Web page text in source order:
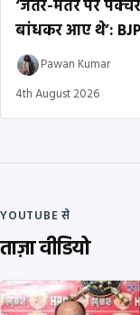
‘जंतर-मंतर पर
बांधकर आए थे’:
Pawan Kumar
4th August 2026
YOUTUBE से
ताज़ा वीडियो